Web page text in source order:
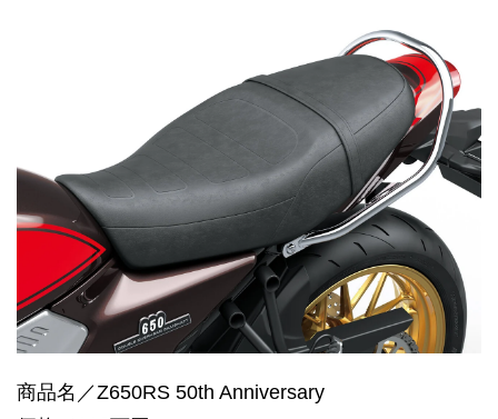
商品名／Z650RS 50th Anniversary